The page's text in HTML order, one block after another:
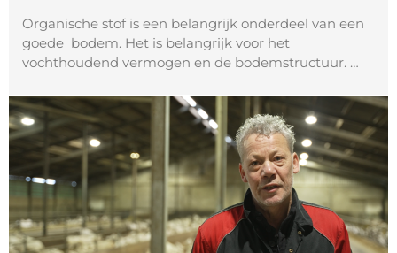
Organische stof is een belangrijk onderdeel van een
goede bodem. Het is belangrijk voor het
vochthoudend vermogen en de bodemstructuur. …